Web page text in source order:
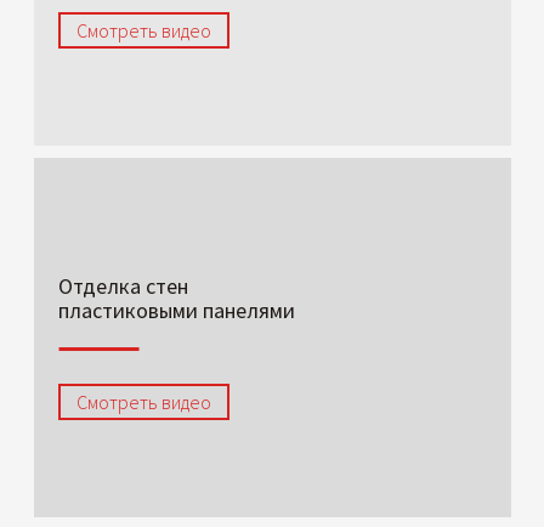
Смотреть видео
Отделка стен
пластиковыми панелями
Смотреть видео